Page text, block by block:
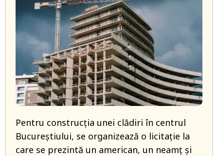
Pentru construcţia unei clădiri în centrul
Bucureştiului, se organizează o licitaţie la
care se prezintă un american, un neamţ şi